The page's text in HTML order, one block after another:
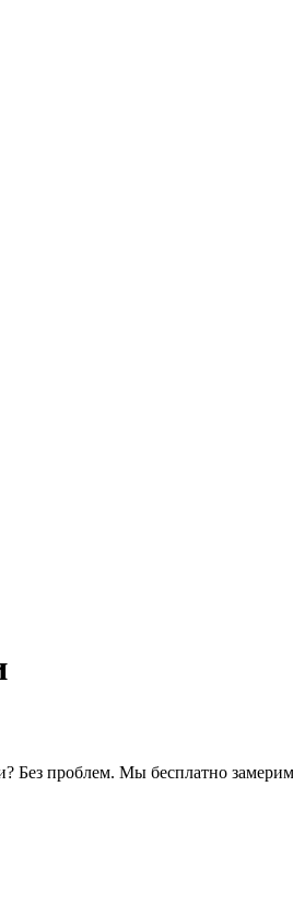
и консультация, Вежливые и
Без проблем. Мы бесплатно